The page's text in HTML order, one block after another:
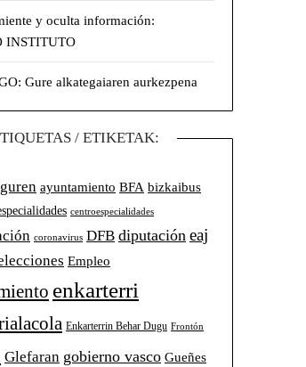
y oculta información:
INSTITUTO
Gure alkategaiaren aurkezpena
/ ETIKETAK:
ayuntamiento BFA bizkaibus
centroespecialidades
coronavirus DFB diputación eaj
Empleo
enkarterri
Enkarterrin Behar Dugu Frontón
Glefaran gobierno vasco Gueñes